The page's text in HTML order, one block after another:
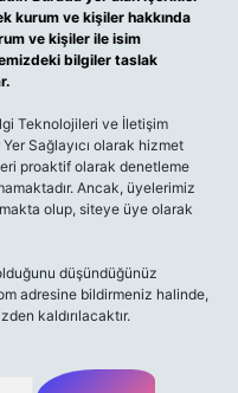
kurum ve kişiler hakkında
ve kişiler ile isim
bilgiler taslak
Teknolojileri ve İletişim
Sağlayıcı olarak hizmet
proaktif olarak denetleme
Ancak, üyelerimiz
olup, siteye üye olarak
düşündüğünüz
adresine bildirmeniz halinde,
kaldırılacaktır.